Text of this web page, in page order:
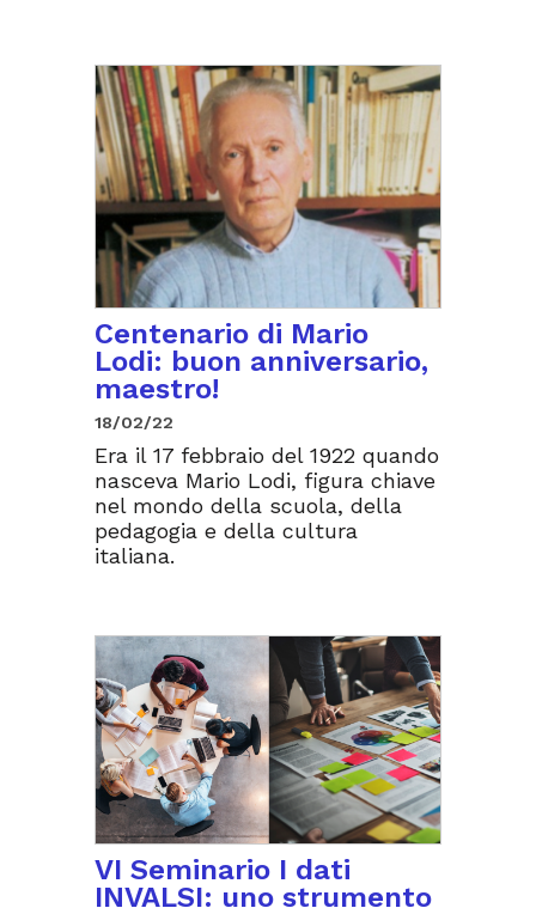
Centenario di Mario
Lodi: buon anniversario,
maestro!
18/02/22
Era il 17 febbraio del 1922 quando
nasceva Mario Lodi, figura chiave
nel mondo della scuola, della
pedagogia e della cultura
italiana.
VI Seminario I dati
INVALSI: uno strumento